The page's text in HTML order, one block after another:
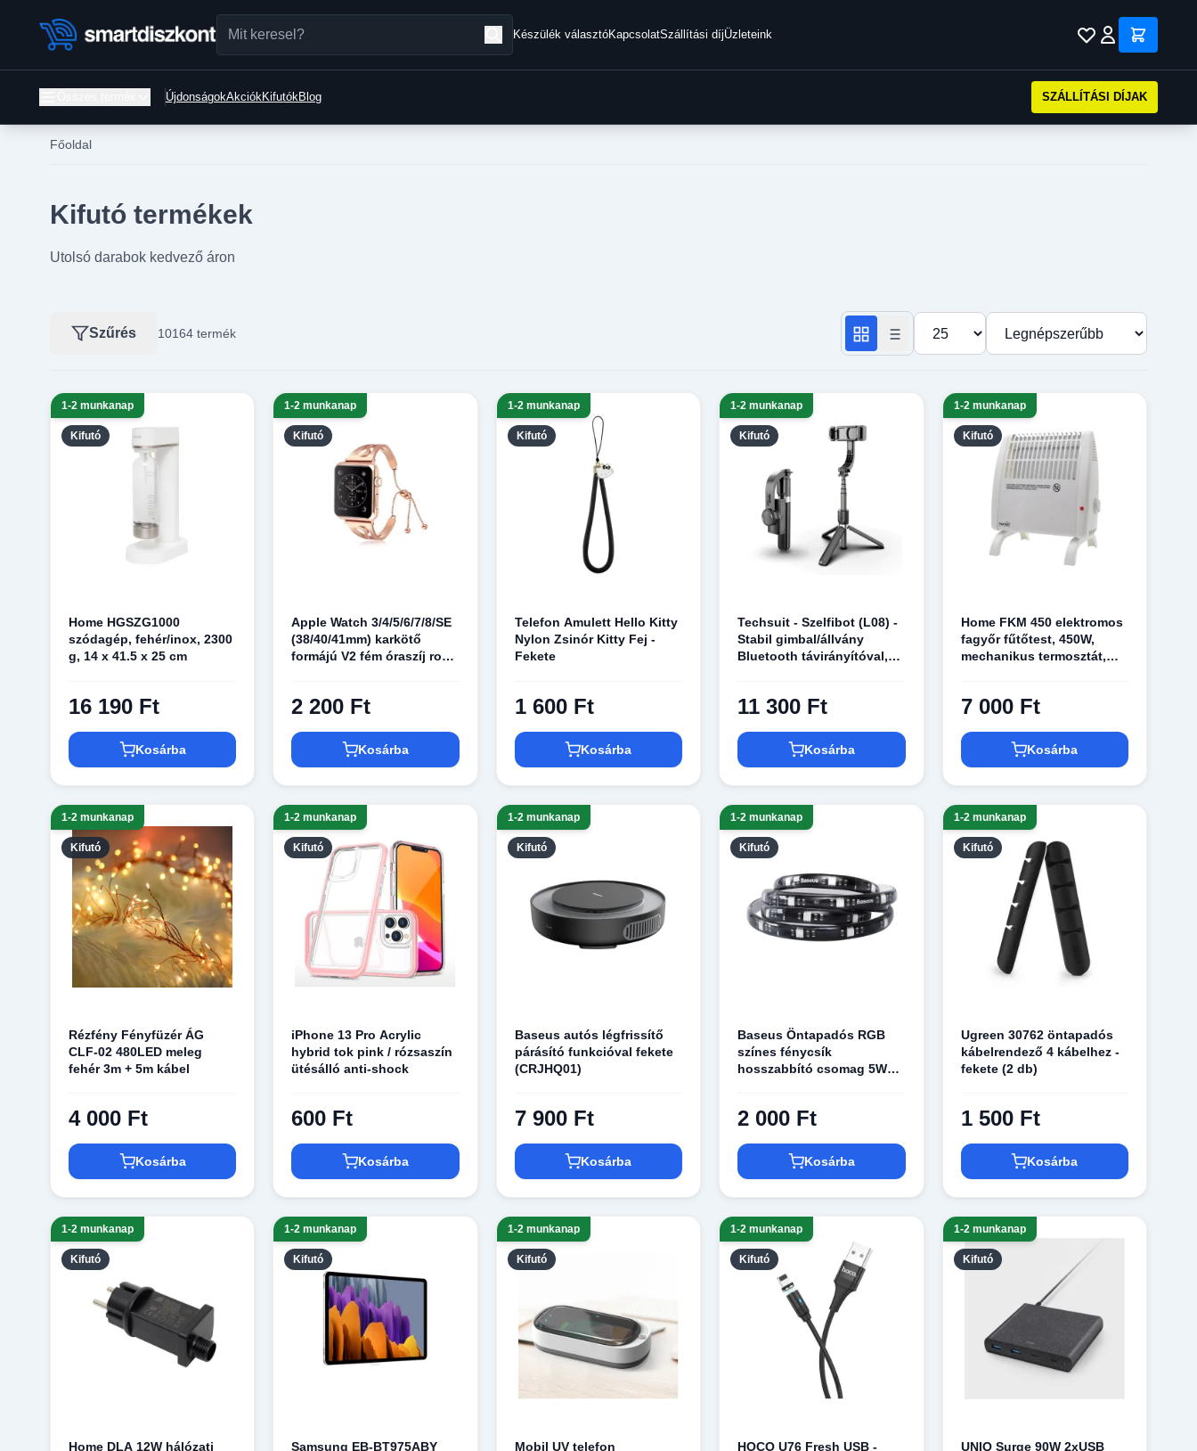
Készülék választóKapcsolatSzállítási díjÜzleteink
ÚjdonságokAkciókKifutókBlog SZÁLLÍTÁSI DÍJAK
Főoldal
Kifutó termékek
Utolsó darabok kedvező áron
Szűrés 10164 termék
Termékek száma oldalanként
Rendezés
Kifutó
1-2 munkanap
Home HGSZG1000
szódagép, fehér/inox, 2300
g, 14 x 41.5 x 25 cm
16 190 Ft
Kosárba
Kifutó
1-2 munkanap
Apple Watch 3/4/5/6/7/8/SE
(38/40/41mm) karkötő
formájú V2 fém óraszíj rose
2 200 Ft
Kosárba
Kifutó
1-2 munkanap
Telefon Amulett Hello Kitty
Nylon Zsinór Kitty Fej -
Fekete
1 600 Ft
Kosárba
Kifutó
1-2 munkanap
Techsuit - Szelfibot (L08) -
Stabil gimbal/állvány
Bluetooth távirányítóval,
11 300 Ft
Kosárba
Kifutó
1-2 munkanap
Home FKM 450 elektromos
fagyőr fűtőtest, 450W,
mechanikus termosztát,
7 000 Ft
Kosárba
Kifutó
1-2 munkanap
Rézfény Fényfüzér ÁG
CLF-02 480LED meleg
fehér 3m + 5m kábel
4 000 Ft
Kosárba
Kifutó
1-2 munkanap
iPhone 13 Pro Acrylic
hybrid tok pink / rózsaszín
ütésálló anti-shock
600 Ft
Kosárba
Kifutó
1-2 munkanap
Baseus autós légfrissítő
párásító funkcióval fekete
(CRJHQ01)
7 900 Ft
Kosárba
Kifutó
1-2 munkanap
Baseus Öntapadós RGB
színes fénycsík
hosszabbító csomag 5W
2 000 Ft
Kosárba
Kifutó
1-2 munkanap
Ugreen 30762 öntapadós
kábelrendező 4 kábelhez -
fekete (2 db)
1 500 Ft
Kosárba
Kifutó
1-2 munkanap
Home DLA 12W hálózati
Kifutó
1-2 munkanap
Samsung EB-BT975ABY
Kifutó
1-2 munkanap
Mobil UV telefon
Kifutó
1-2 munkanap
HOCO U76 Fresh USB -
Kifutó
1-2 munkanap
UNIQ Surge 90W 2xUSB